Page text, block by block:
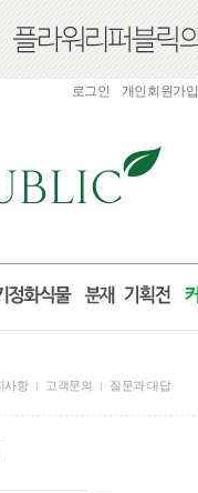
로그인 개인회원가입
사항 고객문의 질문과 대답